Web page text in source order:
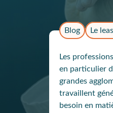
Blog Le
Les
en particulier
grandes
travaillent
besoin en